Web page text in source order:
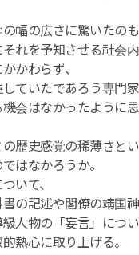
幅の広さに驚いたの
れを予知させる社会
かわらず、
ていたであろう専門
会はなかったように思
歴史感覚の稀薄さとい
はなかろうか。
いて、
の記述や閣僚の靖国神
人物の「妄言」につい
熱心に取り上げる。